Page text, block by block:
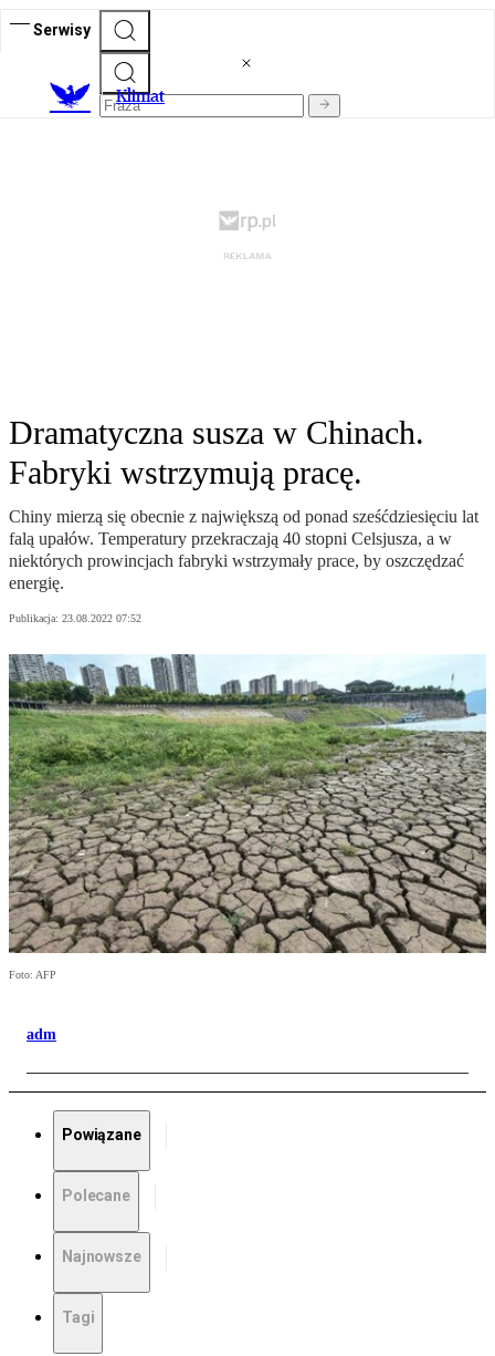
Serwisy
Klimat
Dramatyczna susza w Chinach.
Fabryki wstrzymują pracę.
Chiny mierzą się obecnie z największą od ponad sześćdziesięciu lat
falą upałów. Temperatury przekraczają 40 stopni Celsjusza, a w
niektórych prowincjach fabryki wstrzymały prace, by oszczędzać
energię.
Publikacja: 23.08.2022 07:52
Foto: AFP
adm
Powiązane
Polecane
Najnowsze
Tagi